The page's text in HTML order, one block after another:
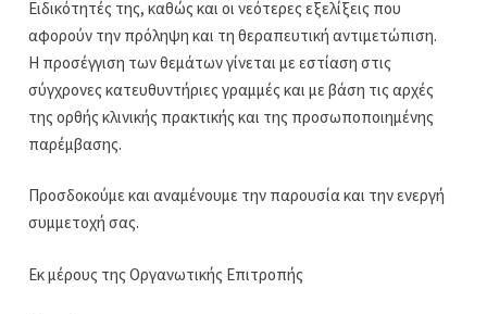
Ειδικότητές της, καθώς και οι νεότερες εξελίξεις που
αφορούν την πρόληψη και τη θεραπευτική αντιμετώπιση.
Η προσέγγιση των θεμάτων γίνεται με εστίαση στις
σύγχρονες κατευθυντήριες γραμμές και με βάση τις αρχές
της ορθής κλινικής πρακτικής και της προσωποποιημένης
παρέμβασης.
Προσδοκούμε και αναμένουμε την παρουσία και την ενεργή
συμμετοχή σας.
Εκ μέρους της Οργανωτικής Επιτροπής